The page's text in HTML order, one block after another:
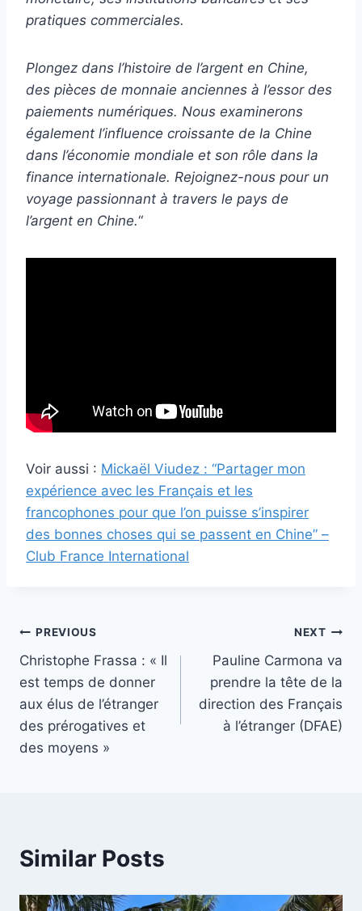
pratiques commerciales.
Plongez dans l’histoire de l’argent en Chine,
des pièces de monnaie anciennes à l’essor des
paiements numériques. Nous examinerons
également l’influence croissante de la Chine
dans l’économie mondiale et son rôle dans la
finance internationale. Rejoignez-nous pour un
voyage passionnant à travers le pays de
l’argent en Chine.“
Voir aussi : Mickaël Viudez : “Partager mon
expérience avec les Français et les
francophones pour que l’on puisse s’inspirer
des bonnes choses qui se passent en Chine” –
Club France International
Post
navigation
PREVIOUS
Christophe Frassa : « Il
est temps de donner
aux élus de l’étranger
des prérogatives et
des moyens »
NEXT
Pauline Carmona va
prendre la tête de la
direction des Français
à l’étranger (DFAE)
Similar Posts